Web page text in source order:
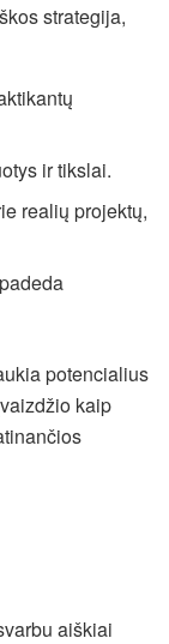
strategija,
ir tikslai.
realių projektų,
potencialius
kaip
aiškiai